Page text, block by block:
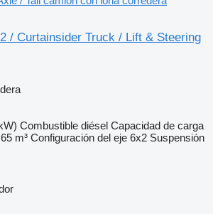
/ Curtainsider Truck / Lift & Steering
Combustible diésel Capacidad de carga
m³ Configuración del eje 6x2 Suspensión